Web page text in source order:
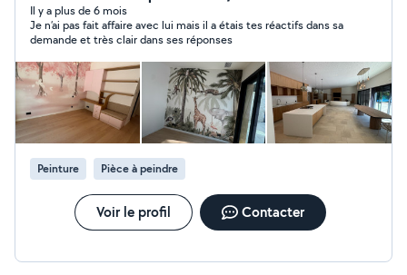
peint ou Toile de verre / pose de sols de manière
propre et soignée. Travaux à l'attention des particuliers
mais aussi des professionnels. commerces , bureaux ,
collectivités locales Découvrir plus de nous INSTAGRAM
kenacipeinture
Il y a plus de 6 mois
Je n’ai pas fait affaire avec lui mais il a étais tes réactifs dans sa
demande et très clair dans ses réponses
Peinture Pièce à peindre
Voir le profil Contacter